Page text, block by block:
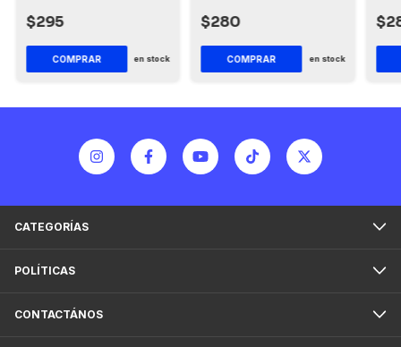
$295
COMPRAR en stock
$280
COMPRAR en stock
CATEGORÍAS
POLÍTICAS
CONTACTÁNOS